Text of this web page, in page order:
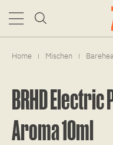
Home | Mischen |
BRHD Electric
Aroma 10ml